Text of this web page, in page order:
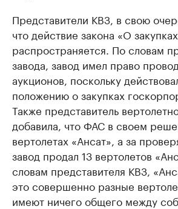
Представители КВЗ, в свою
что действие закона «О
распространяется. По словам
завода, завод имел право
аукционов, поскольку
положению о закупках
Также представитель
добавила, что ФАС в своем
вертолетах «Ансат», а за
завод продал 13 вертолетов
словам представителя КВЗ,
это совершенно разные
имеют ничего общего между